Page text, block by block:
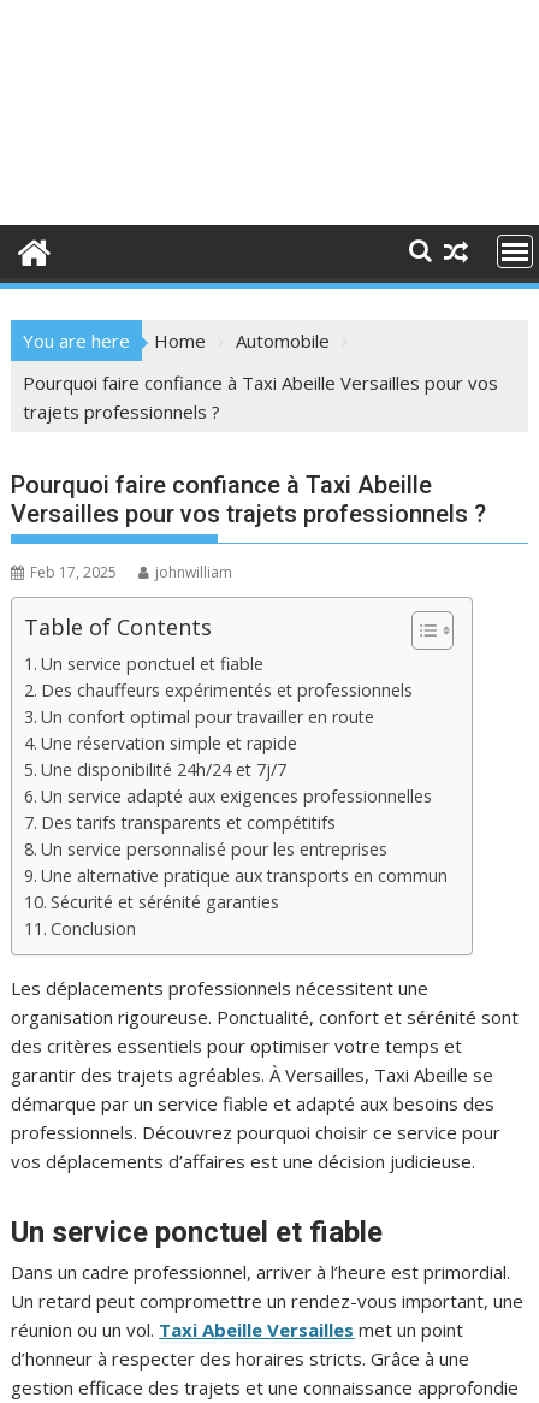
You are here Home
Automobile
Pourquoi faire confiance à Taxi Abeille Versailles pour vos
trajets professionnels ?
Pourquoi faire confiance à Taxi Abeille
Versailles pour vos trajets professionnels ?
Feb 17, 2025 johnwilliam
Table of Contents
Un service ponctuel et fiable
Des chauffeurs expérimentés et professionnels
Un confort optimal pour travailler en route
Une réservation simple et rapide
Une disponibilité 24h/24 et 7j/7
Un service adapté aux exigences professionnelles
Des tarifs transparents et compétitifs
Un service personnalisé pour les entreprises
Une alternative pratique aux transports en commun
Sécurité et sérénité garanties
Conclusion
Les déplacements professionnels nécessitent une
organisation rigoureuse. Ponctualité, confort et sérénité sont
des critères essentiels pour optimiser votre temps et
garantir des trajets agréables. À Versailles, Taxi Abeille se
démarque par un service fiable et adapté aux besoins des
professionnels. Découvrez pourquoi choisir ce service pour
vos déplacements d’affaires est une décision judicieuse.
Un service ponctuel et fiable
Dans un cadre professionnel, arriver à l’heure est primordial.
Un retard peut compromettre un rendez-vous important, une
réunion ou un vol. Taxi Abeille Versailles met un point
d’honneur à respecter des horaires stricts. Grâce à une
gestion efficace des trajets et une connaissance approfondie